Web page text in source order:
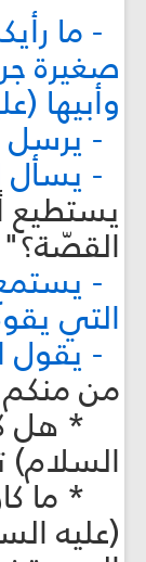
- ما
صغيرة
وأبيها
- يرسل
- يسأل
يستطيع
-
التي
- يقول
من منكم
* هل
السلام)
* ما
(عليه